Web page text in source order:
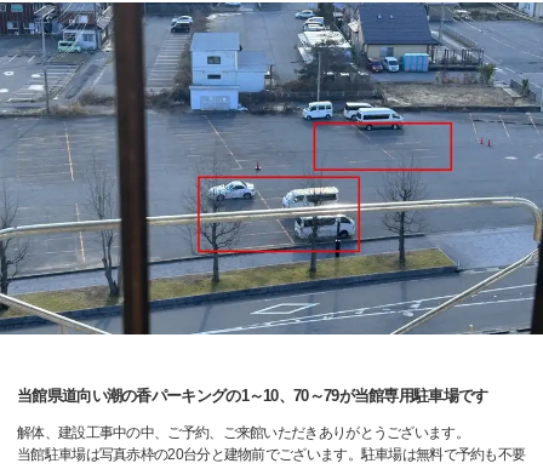
当館県道向い潮の香パーキングの1～10、70～79が当館専用駐車場です
解体、建設工事中の中、ご予約、ご来館いただきありがとうございます。
当館駐車場は写真赤枠の20台分と建物前でございます。駐車場は無料で予約も不要